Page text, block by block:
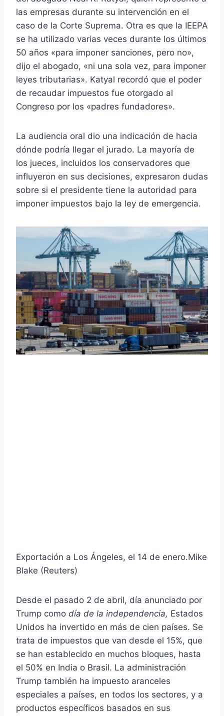
las empresas durante su intervención en el
caso de la Corte Suprema. Otra es que la IEEPA
se ha utilizado varias veces durante los últimos
50 años «para imponer sanciones, pero no»,
dijo el abogado, «ni una sola vez, para imponer
leyes tributarias». Katyal recordó que el poder
de recaudar impuestos fue otorgado al
Congreso por los «padres fundadores».
La audiencia oral dio una indicación de hacia
dónde podría llegar el jurado. La mayoría de
los jueces, incluidos los conservadores que
influyeron en sus decisiones, expresaron dudas
sobre si el presidente tiene la autoridad para
imponer impuestos bajo la ley de emergencia.
Exportación a Los Ángeles, el 14 de enero.Mike
Blake (Reuters)
Desde el pasado 2 de abril, día anunciado por
Trump como día de la independencia, Estados
Unidos ha invertido en más de cien países. Se
trata de impuestos que van desde el 15%, que
se han establecido en muchos bloques, hasta
el 50% en India o Brasil. La administración
Trump también ha impuesto aranceles
especiales a países, en todos los sectores, y a
productos específicos basados ​​en sus